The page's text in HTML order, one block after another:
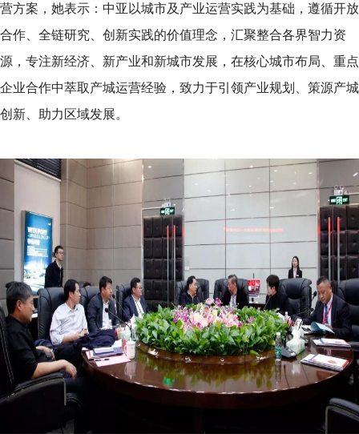
营方案，她表示：中亚以城市及产业运营实践为基础，遵循开放
合作、全链研究、创新实践的价值理念，汇聚整合各界智力资
源，专注新经济、新产业和新城市发展，在核心城市布局、重点
企业合作中萃取产城运营经验，致力于引领产业规划、策源产城
创新、助力区域发展。